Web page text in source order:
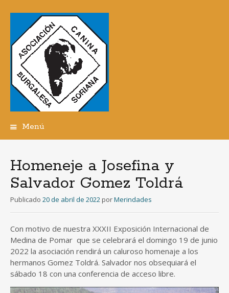
Menú
Homeneje a Josefina y
Salvador Gomez Toldrá
Publicado 20 de abril de 2022 porMerindades
Con motivo de nuestra XXXII Exposición Internacional de
Medina de Pomar que se celebrará el domingo 19 de junio
2022 la asociación rendirá un caluroso homenaje a los
hermanos Gomez Toldrá. Salvador nos obsequiará el
sábado 18 con una conferencia de acceso libre.